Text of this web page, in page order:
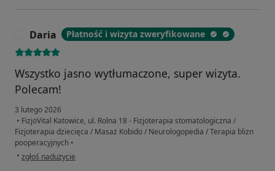
Daria Płatność i wizyta zweryfikowane
Wszystko jasno wytłumaczone, super wizyta.
Polecam!
3 lutego 2026
• FizjoVital Katowice, ul. Rolna 18 - Fizjoterapia stomatologiczna /
Fizjoterapia dziecięca / Masaż Kobido / Neurologopedia / Terapia blizn
pooperacyjnych •
• w opinii użytkownika Daria
zgłoś nadużycie